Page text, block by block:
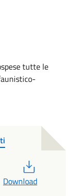
tutte le
Download